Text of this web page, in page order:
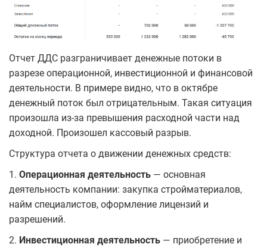
Отчет ДДС разграничивает денежные потоки в
разрезе операционной, инвестиционной и финансовой
деятельности. В примере видно, что в октябре
денежный поток был отрицательным. Такая ситуация
произошла из-за превышения расходной части над
доходной. Произошел кассовый разрыв.
Структура отчета о движении денежных средств:
1. Операционная деятельность — основная
деятельность компании: закупка стройматериалов,
найм специалистов, оформление лицензий и
разрешений.
2. Инвестиционная деятельность — приобретение и